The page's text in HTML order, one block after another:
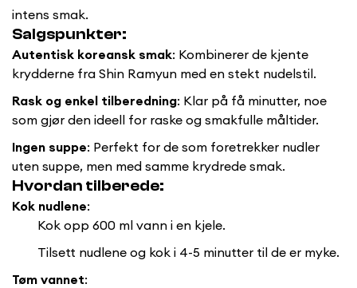
intens smak.
Salgspunkter:
Autentisk koreansk smak: Kombinerer de kjente
krydderne fra Shin Ramyun med en stekt nudelstil.
Rask og enkel tilberedning: Klar på få minutter, noe
som gjør den ideell for raske og smakfulle måltider.
Ingen suppe: Perfekt for de som foretrekker nudler
uten suppe, men med samme krydrede smak.
Hvordan tilberede:
Kok nudlene:
Kok opp 600 ml vann i en kjele.
Tilsett nudlene og kok i 4-5 minutter til de er myke.
Tøm vannet: